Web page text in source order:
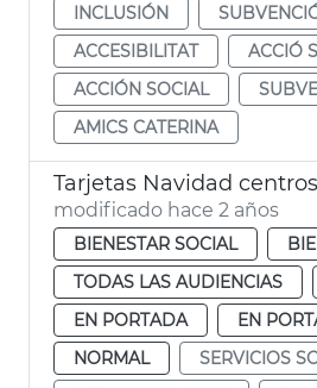
INCLUSIÓN
ACCESIBILITAT
ACCIÓ
ACCIÓN SOCIAL
AMICS CATERINA
Tarjetas Navidad
modificado hace 2 años
BIENESTAR SOCIAL
TODAS LAS AUDIENCIAS
EN PORTADA
EN
NORMAL
SERVICIOS